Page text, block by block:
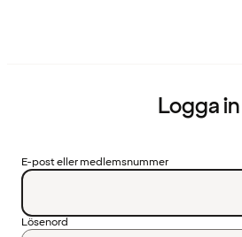
Logga in
E-post eller medlemsnummer
Lösenord